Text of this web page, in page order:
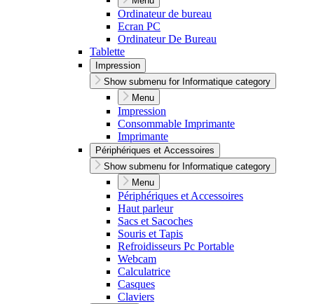
Ordinateur de bureau
Ecran PC
Ordinateur De Bureau
Tablette
Impression
Show submenu for Informatique category
Menu
Impression
Consommable Imprimante
Imprimante
Périphériques et Accessoires
Show submenu for Informatique category
Menu
Périphériques et Accessoires
Haut parleur
Sacs et Sacoches
Souris et Tapis
Refroidisseurs Pc Portable
Webcam
Calculatrice
Casques
Claviers